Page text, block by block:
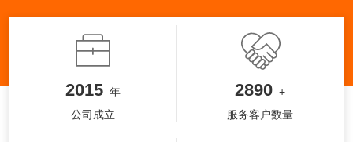
2015 年
公司成立
2890 +
服务客户数量